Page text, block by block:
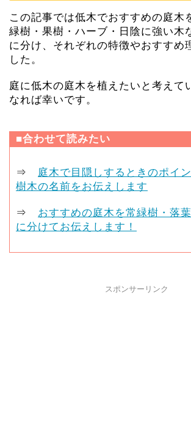
この記事では低木でおすすめの庭木
緑樹・果樹・ハーブ・日陰に強い木
に分け、それぞれの特徴やおすすめ
した。
庭に低木の庭木を植えたいと考えて
なれば幸いです。
■合わせて読みたい
⇒ 庭木で目隠しするときのポイ
樹木の名前をお伝えします
⇒ おすすめの庭木を常緑樹・落
に分けてお伝えします！
スポンサーリンク